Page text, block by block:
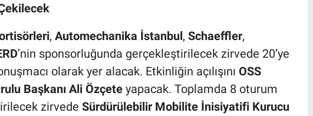
, Automechanika İstanbul, Schaeffler,
’nin sponsorluğunda gerçekleştirilecek zirvede 20’ye
olarak yer alacak. Etkinliğin açılışını OSS
Başkanı Ali Özçeteyapacak. Toplamda 8 oturum
zirvede Sürdürülebilir Mobilite İnisiyatifi Kurucu